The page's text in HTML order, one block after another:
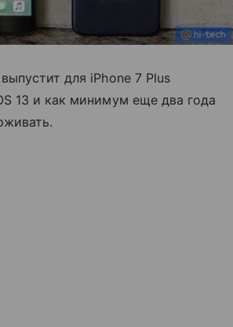
для iPhone 7 Plus
13 и как минимум еще два года